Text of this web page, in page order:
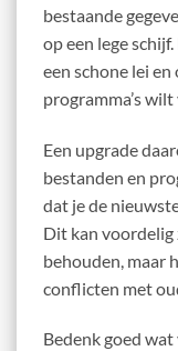
bestaande
op een lege
een schone lei
programma’s
Een upgrade
bestanden en
dat je de
Dit kan voordelig
behouden, maar
conflicten met
Bedenk goed